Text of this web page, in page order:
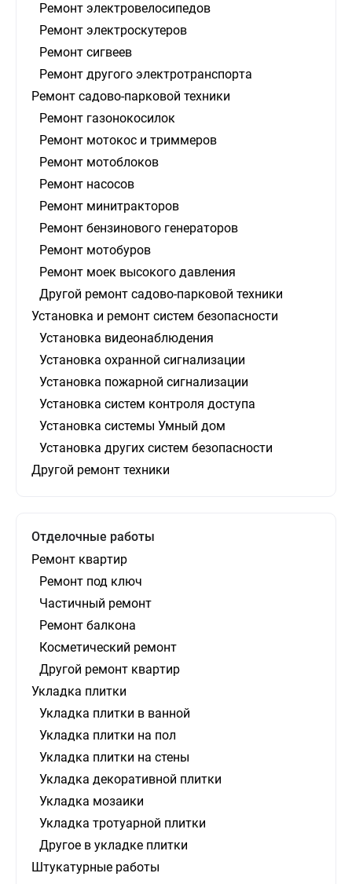
Ремонт электровелосипедов
Ремонт электроскутеров
Ремонт сигвеев
Ремонт другого электротранспорта
Ремонт садово-парковой техники
Ремонт газонокосилок
Ремонт мотокос и триммеров
Ремонт мотоблоков
Ремонт насосов
Ремонт минитракторов
Ремонт бензинового генераторов
Ремонт мотобуров
Ремонт моек высокого давления
Другой ремонт садово-парковой техники
Установка и ремонт систем безопасности
Установка видеонаблюдения
Установка охранной сигнализации
Установка пожарной сигнализации
Установка систем контроля доступа
Установка системы Умный дом
Установка других систем безопасности
Другой ремонт техники
Отделочные работы
Ремонт квартир
Ремонт под ключ
Частичный ремонт
Ремонт балкона
Косметический ремонт
Другой ремонт квартир
Укладка плитки
Укладка плитки в ванной
Укладка плитки на пол
Укладка плитки на стены
Укладка декоративной плитки
Укладка мозаики
Укладка тротуарной плитки
Другое в укладке плитки
Штукатурные работы